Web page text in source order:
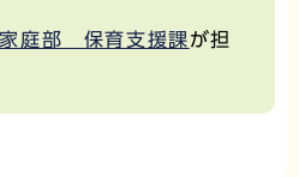
庭部 保育支援課が担